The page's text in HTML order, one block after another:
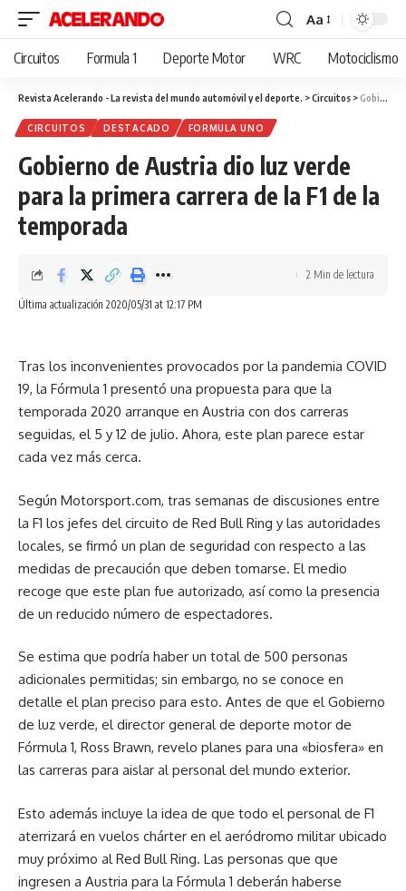
Cambiar
tamaño
fuente
Aa
Circuitos Formula 1 Deporte Motor WRC Motociclismo
Revista Acelerando - La revista del mundo automóvil y el deporte. >Circuitos >Gobierno de Austria dio luz verde para la primera carrera de la F1 de la temporada
CIRCUITOS DESTACADO FORMULA UNO
Gobierno de Austria dio luz verde
para la primera carrera de la F1 de la
temporada
Última actualización 2020/05/31 at 12:17 PM
2 Min de lectura
Tras los inconvenientes provocados por la pandemia COVID
19, la Fórmula 1 presentó una propuesta para que la
temporada 2020 arranque en Austria con dos carreras
seguidas, el 5 y 12 de julio. Ahora, este plan parece estar
cada vez más cerca.
Según Motorsport.com, tras semanas de discusiones entre
la F1 los jefes del circuito de Red Bull Ring y las autoridades
locales, se firmó un plan de seguridad con respecto a las
medidas de precaución que deben tomarse. El medio
recoge que este plan fue autorizado, así como la presencia
de un reducido número de espectadores.
Se estima que podría haber un total de 500 personas
adicionales permitidas; sin embargo, no se conoce en
detalle el plan preciso para esto. Antes de que el Gobierno
de luz verde, el director general de deporte motor de
Fórmula 1, Ross Brawn, revelo planes para una «biosfera» en
las carreras para aislar al personal del mundo exterior.
Esto además incluye la idea de que todo el personal de F1
aterrizará en vuelos chárter en el aeródromo militar ubicado
muy próximo al Red Bull Ring. Las personas que que
ingresen a Austria para la Fórmula 1 deberán haberse